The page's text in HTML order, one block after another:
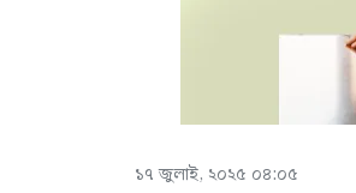
১৭ জুলাই, ২০২৫ ০৪:০৫